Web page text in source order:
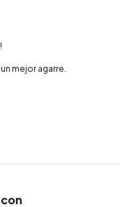
mejor agarre.